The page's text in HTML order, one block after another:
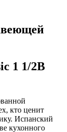
1 1/2B
кто ценит
Испанский
кухонного